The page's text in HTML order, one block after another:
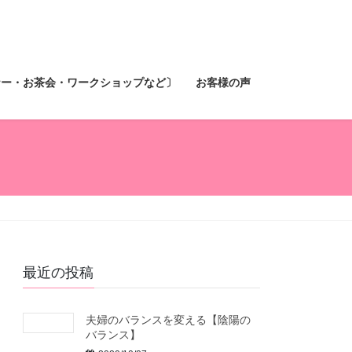
・お茶会・ワークショップなど〕 お客様の声
最近の投稿
夫婦のバランスを変える【陰陽の
バランス】